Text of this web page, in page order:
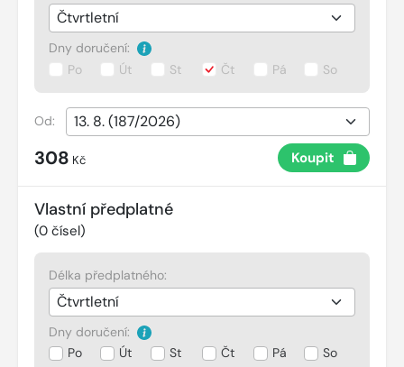
Dny doručení:
Po
Út St Čt Pá So
Od:
308 Kč Koupit
Vlastní předplatné
(0 čísel)
Délka předplatného:
Dny doručení:
Po
Út St Čt Pá So